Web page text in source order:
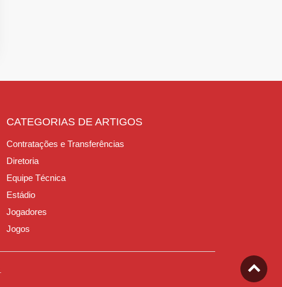
CATEGORIAS DE ARTIGOS
Contratações e Transferências
Diretoria
Equipe Técnica
Estádio
Jogadores
Jogos